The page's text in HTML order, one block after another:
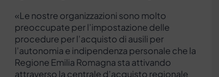
«Le nostre organizzazioni sono molto
preoccupate per l’impostazione delle
procedure per l’acquisto di ausili per
l’autonomia e indipendenza personale che la
Regione Emilia Romagna sta attivando
attraverso la centrale d’acquisto regionale